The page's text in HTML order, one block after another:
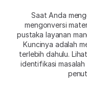
Saat Anda
mengonversi
pustaka layanan
Kuncinya adalah
terlebih dahulu.
identifikasi